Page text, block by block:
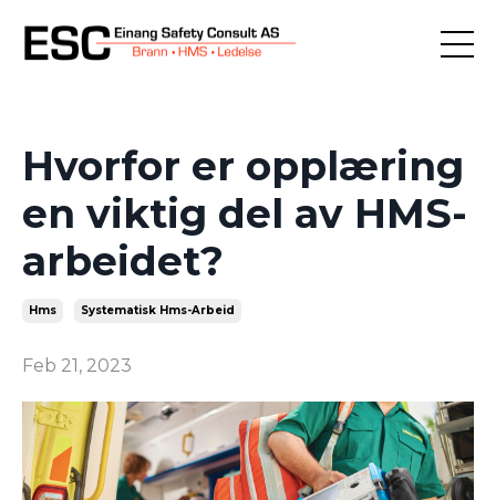
Hvorfor er opplæring
en viktig del av HMS-
arbeidet?
Hms Systematisk Hms-Arbeid
Feb 21, 2023